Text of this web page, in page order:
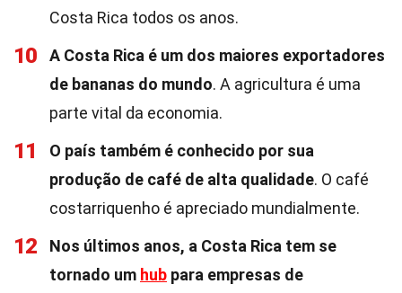
Costa Rica todos os anos.
10
A Costa Rica é um dos maiores exportadores
de bananas do mundo. A agricultura é uma
parte vital da economia.
11
O país também é conhecido por sua
produção de café de alta qualidade. O café
costarriquenho é apreciado mundialmente.
12
Nos últimos anos, a Costa Rica tem se
tornado um hub para empresas de